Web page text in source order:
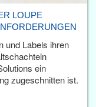
LOUPE
und Labels ihren
ein
zugeschnitten ist.